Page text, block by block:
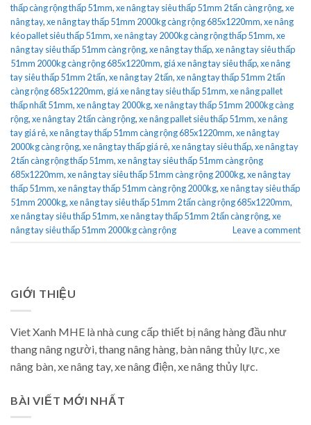
thấp càng rộng thấp 51mm,xe nâng tay siêu thấp 51mm 2 tấn càng rộng,xe
nâng tay,xe nâng tay thấp 51mm 2000kg càng rộng 685x1220mm,xe nâng
kéo pallet siêu thấp 51mm,xe nâng tay 2000kg càng rộng thấp 51mm,xe
nâng tay siêu thấp 51mm càng rộng,xe nâng tay thấp,xe nâng tay siêu thấp
51mm 2000kg càng rộng 685x1220mm, giá xe nâng tay siêu thấp,xe nâng
tay siêu thấp 51mm 2 tấn,xe nâng tay 2 tấn,xe nâng tay thấp 51mm 2 tấn
càng rộng 685x1220mm, giá xe nâng tay siêu thấp 51mm,xe nâng pallet
thấp nhất 51mm,xe nâng tay 2000kg,xe nâng tay thấp 51mm 2000kg càng
rộng,xe nâng tay 2 tấn càng rộng,xe nâng pallet siêu thấp 51mm,xe nâng
tay giá rẻ,xe nâng tay thấp 51mm càng rộng 685x1220mm,xe nâng tay
2000kg càng rộng,xe nâng tay thấp giá rẻ,xe nâng tay siêu thấp,xe nâng tay
2 tấn càng rộng thấp 51mm,xe nâng tay siêu thấp 51mm càng rộng
685x1220mm,xe nâng tay siêu thấp 51mm càng rộng 2000kg,xe nâng tay
thấp 51mm,xe nâng tay thấp 51mm càng rộng 2000kg,xe nâng tay siêu thấp
51mm 2000kg,xe nâng tay siêu thấp 51mm 2 tấn càng rộng 685x1220mm,
xe nâng tay siêu thấp 51mm,xe nâng tay thấp 51mm 2 tấn càng rộng,xe
nâng tay siêu thấp 51mm 2000kg càng rộng
Leave a comment
GIỚI THIỆU
Viet Xanh MHE là nhà cung cấp thiết bị nâng hàng đầu như
thang nâng người, thang nâng hàng, bàn nâng thủy lực, xe
nâng bàn, xe nâng tay, xe nâng điện, xe nâng thủy lực.
BÀI VIẾT MỚI NHẤT